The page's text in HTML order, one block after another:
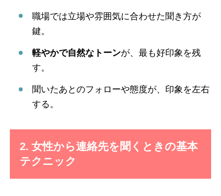
職場では立場や雰囲気に合わせた聞き方が
鍵。
軽やかで自然なトーンが、最も好印象を残
す。
聞いたあとのフォローや態度が、印象を左右
する。
2. 女性から連絡先を聞くときの基本
テクニック